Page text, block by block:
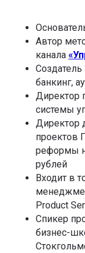
Автор
канала
банкинг,
Директор
системы
Директор
проектов
реформы
рублей
Входит в
Product
Спикер
бизнес-